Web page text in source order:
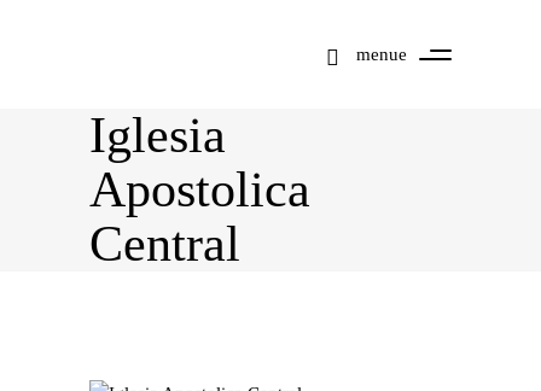
menue
Iglesia
Apostolica
Central